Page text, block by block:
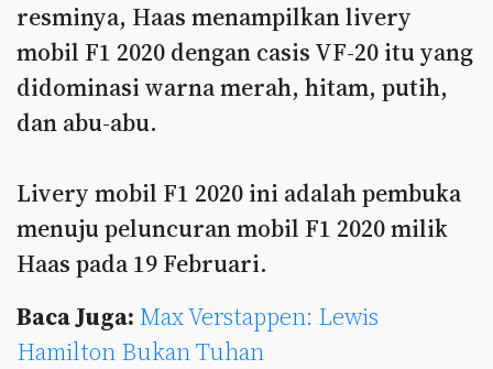
resminya, Haas menampilkan livery
mobil F1 2020 dengan casis VF-20 itu yang
didominasi warna merah, hitam, putih,
dan abu-abu.
Livery mobil F1 2020 ini adalah pembuka
menuju peluncuran mobil F1 2020 milik
Haas pada 19 Februari.
Baca Juga: Max Verstappen: Lewis
Hamilton Bukan Tuhan